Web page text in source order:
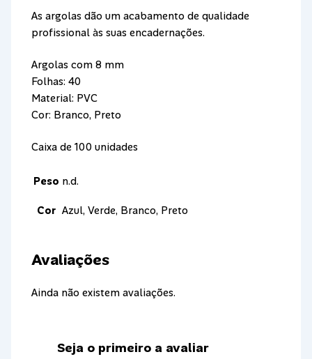
As argolas dão um acabamento de qualidade
profissional às suas encadernações.
Argolas com 8 mm
Folhas: 40
Material: PVC
Cor: Branco, Preto
Caixa de 100 unidades
Peso n.d.
Cor Azul, Verde, Branco, Preto
Avaliações
Ainda não existem avaliações.
Seja o primeiro a avaliar